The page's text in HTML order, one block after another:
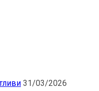
31/03/2026